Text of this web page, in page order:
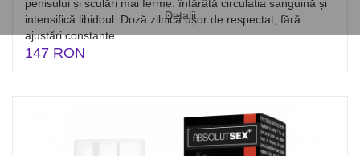
Detalii
penisului și sculări mai ferme. întărâtă circulația sanguină și
intensifică libidoul. Doză zilnică ușor de respectat, fără
ajustări constante.
147 RON